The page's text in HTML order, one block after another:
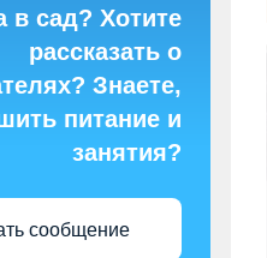
в сад? Хотите
рассказать о
Знаете,
питание и
занятия?
сообщение